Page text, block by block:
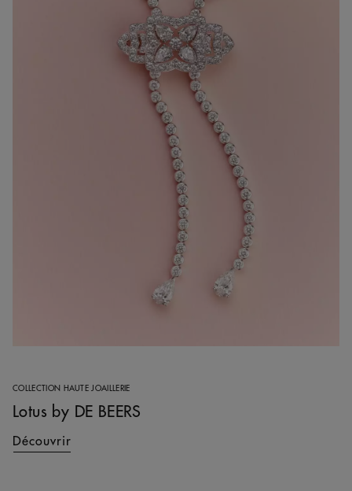
COLLECTION HAUTE JOAILLERIE
Lotus by DE BEERS
Découvrir